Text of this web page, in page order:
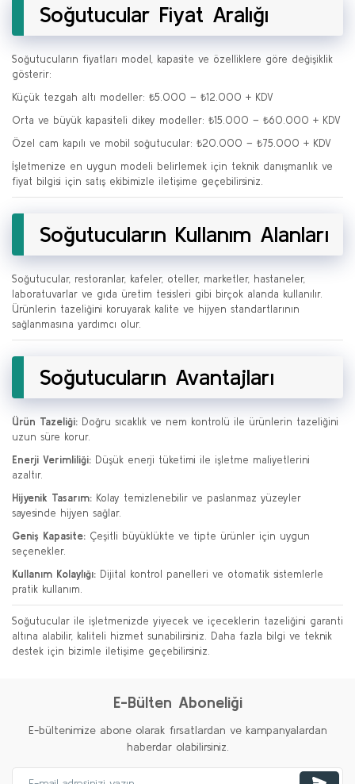
Soğutucular Fiyat Aralığı
Soğutucuların fiyatları model, kapasite ve özelliklere göre değişiklik
gösterir:
Küçük tezgah altı modeller: ₺5.000 – ₺12.000 + KDV
Orta ve büyük kapasiteli dikey modeller: ₺15.000 – ₺60.000 + KDV
Özel cam kapılı ve mobil soğutucular: ₺20.000 – ₺75.000 + KDV
İşletmenize en uygun modeli belirlemek için teknik danışmanlık ve
fiyat bilgisi için satış ekibimizle iletişime geçebilirsiniz.
Soğutucuların Kullanım Alanları
Soğutucular, restoranlar, kafeler, oteller, marketler, hastaneler,
laboratuvarlar ve gıda üretim tesisleri gibi birçok alanda kullanılır.
Ürünlerin tazeliğini koruyarak kalite ve hijyen standartlarının
sağlanmasına yardımcı olur.
Soğutucuların Avantajları
Ürün Tazeliği: Doğru sıcaklık ve nem kontrolü ile ürünlerin tazeliğini
uzun süre korur.
Enerji Verimliliği: Düşük enerji tüketimi ile işletme maliyetlerini
azaltır.
Hijyenik Tasarım: Kolay temizlenebilir ve paslanmaz yüzeyler
sayesinde hijyen sağlar.
Geniş Kapasite: Çeşitli büyüklükte ve tipte ürünler için uygun
seçenekler.
Kullanım Kolaylığı: Dijital kontrol panelleri ve otomatik sistemlerle
pratik kullanım.
Soğutucular ile işletmenizde yiyecek ve içeceklerin tazeliğini garanti
altına alabilir, kaliteli hizmet sunabilirsiniz. Daha fazla bilgi ve teknik
destek için bizimle iletişime geçebilirsiniz.
E-Bülten Aboneliği
E-bültenimize abone olarak fırsatlardan ve kampanyalardan
haberdar olabilirsiniz.